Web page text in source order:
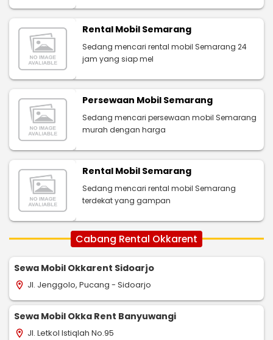
Rental Mobil Semarang
Sedang mencari rental mobil Semarang 24
jam yang siap mel
Persewaan Mobil Semarang
Sedang mencari persewaan mobil Semarang
murah dengan harga
Rental Mobil Semarang
Sedang mencari rental mobil Semarang
terdekat yang gampan
Cabang Rental Okkarent
Sewa Mobil Okkarent Sidoarjo
location_on Jl. Jenggolo, Pucang - Sidoarjo
Sewa Mobil Okka Rent Banyuwangi
location_on Jl. Letkol Istiqlah No.95